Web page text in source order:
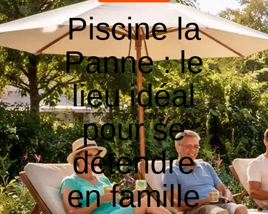
Piscine la
Panne : le
lieu idéal
pour se
détendre
en famille